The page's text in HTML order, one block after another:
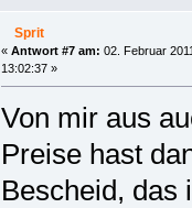
Sprit
« Antwort #7 am: 02. Februar
13:02:37 »
Von mir aus
Preise hast
Bescheid, das